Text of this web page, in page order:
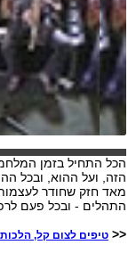
הכל התחיל בזמן
הזה, ועל ההוא, ובכל
מאד חזק שחודר
התהלים - ובכל פעם
<< טיפים לצום קל,